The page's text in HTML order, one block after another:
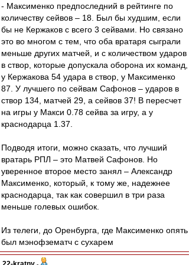
- Максименко предпоследний в рейтинге по
количеству сейвов – 18. Был бы худшим, если
бы не Кержаков с всего 3 сейвами. Но связано
это во многом с тем, что оба вратаря сыграли
меньше других матчей, и с количеством ударов
в створ, которые допускала оборона их команд,
у Кержакова 54 удара в створ, у Максименко
87. У лучшего по сейвам Сафонов – ударов в
створ 134, матчей 29, а сейвов 37! В пересчет
на игры у Макси 0.78 сейва за игру, а у
краснодарца 1.37.
Подводя итоги, можно сказать, что лучший
вратарь РПЛ – это Матвей Сафонов. Но
уверенное второе место занял – Александр
Максименко, который, к тому же, надежнее
краснодарца, так как совершил в три раза
меньше голевых ошибок.
Из телеги, до Оренбурга, где Максименко опять
был мэнофзематч с сухарем